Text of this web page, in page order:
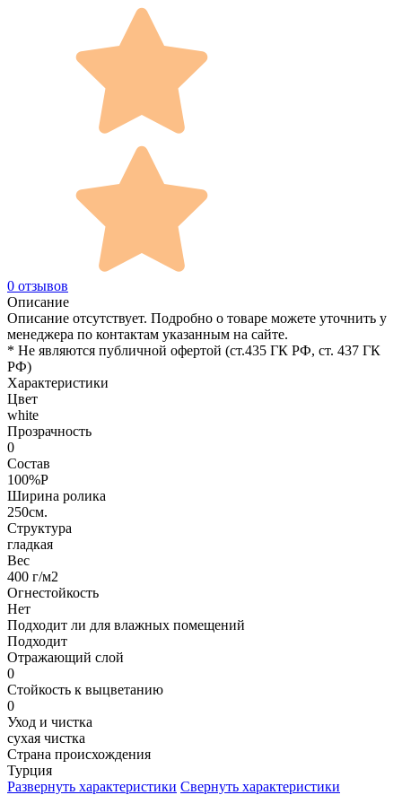
0 отзывов
Описание
Описание отсутствует. Подробно о товаре можете уточнить у
менеджера по контактам указанным на сайте.
* Не являются публичной офертой (ст.435 ГК РФ, cт. 437 ГК
РФ)
Характеристики
Цвет
white
Прозрачность
0
Состав
100%P
Ширина ролика
250см.
Структура
гладкая
Вес
400 г/м2
Огнестойкость
Нет
Подходит ли для влажных помещений
Подходит
Отражающий слой
0
Стойкость к выцветанию
0
Уход и чистка
сухая чистка
Страна происхождения
Турция
Развернуть характеристики Свернуть характеристики